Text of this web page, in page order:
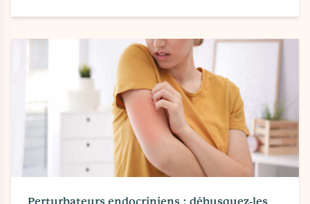
Perturbateurs endocriniens : débusquez-les